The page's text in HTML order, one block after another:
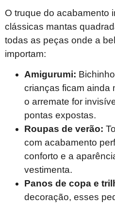
O truque do acabamento
clássicas mantas
todas as peças onde a
importam:
Amigurumi:
crianças ficam ainda
o arremate for
pontas expostas.
Roupas de verão:
com acabamento
conforto e a
vestimenta.
Panos de copa e
decoração, esses